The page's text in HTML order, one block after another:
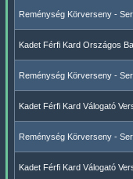
Reménység Körverseny -
Kadet Férfi Kard Országos
Reménység Körverseny -
Kadet Férfi Kard Válogató
Reménység Körverseny -
Kadet Férfi Kard Válogató